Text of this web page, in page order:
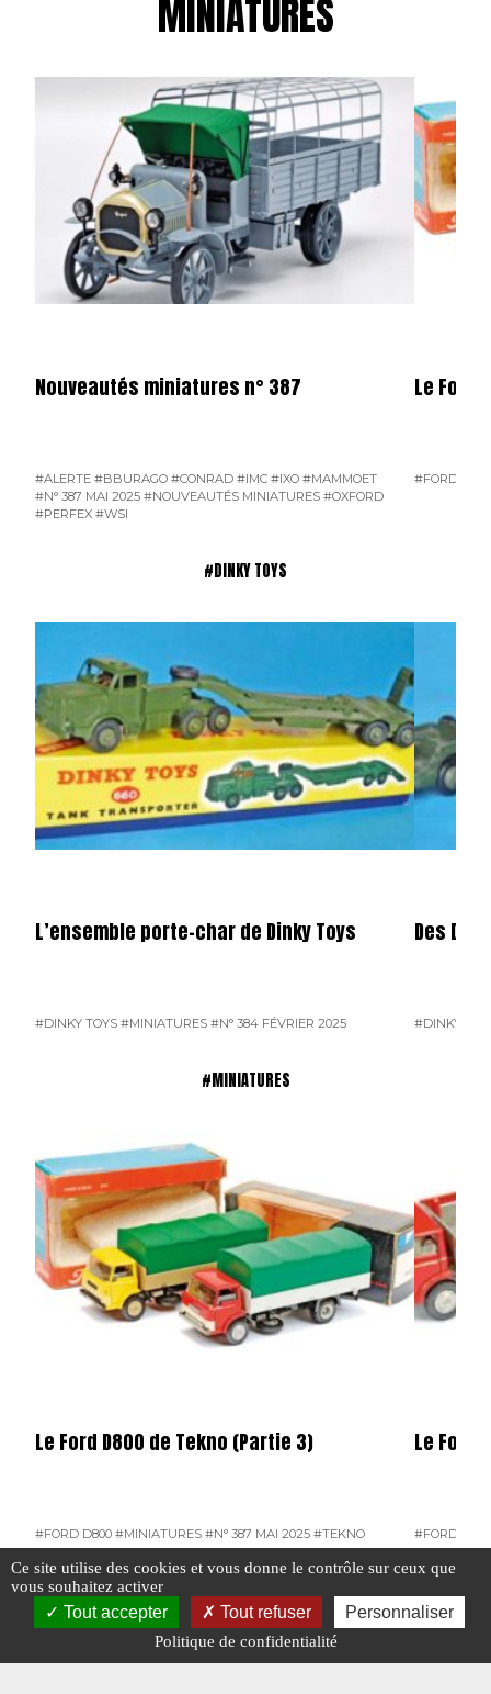
MINIATURES
Nouveautés miniatures n° 387
#ALERTE #BBURAGO #CONRAD #IMC #IXO #MAMMOET
#N° 387 MAI 2025 #NOUVEAUTÉS MINIATURES #OXFORD
#PERFEX #WSI
Le Ford
#FORD D800
#DINKY TOYS
L’ensemble porte-char de Dinky Toys
#DINKY TOYS #MINIATURES #N° 384 FÉVRIER 2025
Des
#DINKY
#MINIATURES
Le Ford D800 de Tekno (Partie 3)
#FORD D800 #MINIATURES #N° 387 MAI 2025 #TEKNO
Le Ford
#FORD D800
#N° 346 DÉCEMBRE 2021
Ce site utilise des cookies et vous donne le contrôle sur ceux que
vous souhaitez activer
Tout accepter Tout refuser Personnaliser
Politique de confidentialité